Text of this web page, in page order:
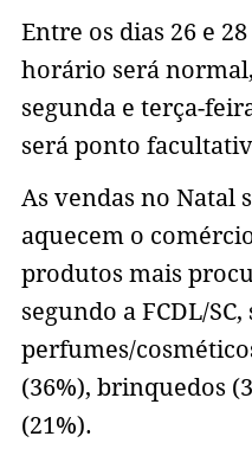
Entre os dias 26 e
horário será
segunda e terça-
será ponto
As vendas no Natal
aquecem o
produtos mais
segundo a FCDL/
perfumes/
(36%), brinquedos
(21%).